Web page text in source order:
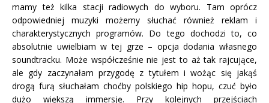
mamy też kilka stacji radiowych do wyboru. Tam oprócz
odpowiedniej muzyki możemy słuchać również reklam i
charakterystycznych programów. Do tego dochodzi to, co
absolutnie uwielbiam w tej grze – opcja dodania własnego
soundtracku. Może współcześnie nie jest to aż tak rajcujące,
ale gdy zaczynałam przygodę z tytułem i wożąc się jakąś
drogą furą słuchałam choćby polskiego hip hopu, czuć było
dużo większą immersję. Przy kolejnych przejściach